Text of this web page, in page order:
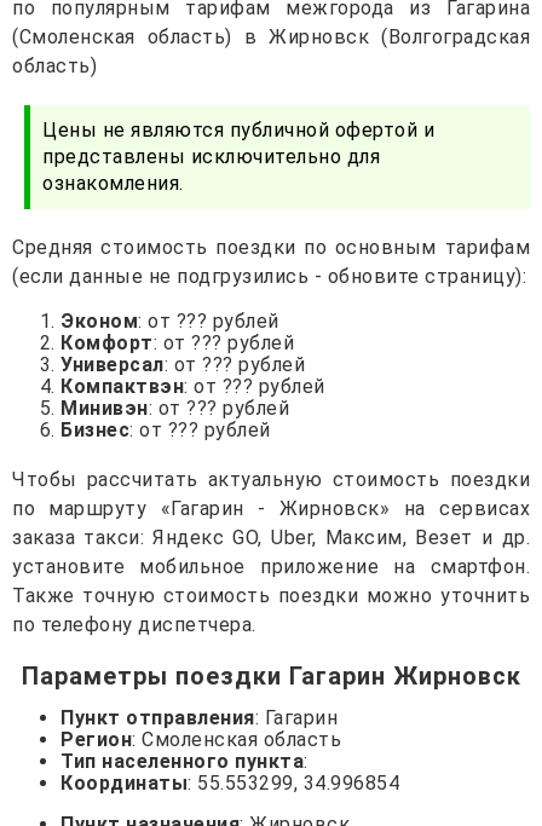
по популярным тарифам межгорода из Гагарина
(Смоленская область) в Жирновск (Волгоградская
область)
Цены не являются публичной офертой и
представлены исключительно для
ознакомления.
Средняя стоимость поездки по основным тарифам
(если данные не подгрузились - обновите страницу):
Эконом: от ??? рублей
Комфорт: от ??? рублей
Универсал: от ??? рублей
Компактвэн: от ??? рублей
Минивэн: от ??? рублей
Бизнес: от ??? рублей
Чтобы рассчитать актуальную стоимость поездки
по маршруту «Гагарин - Жирновск» на сервисах
заказа такси: Яндекс GO, Uber, Максим, Везет и др.
установите мобильное приложение на смартфон.
Также точную стоимость поездки можно уточнить
по телефону диспетчера.
Параметры поездки Гагарин Жирновск
Пункт отправления: Гагарин
Регион: Смоленская область
Тип населенного пункта:
Координаты: 55.553299, 34.996854